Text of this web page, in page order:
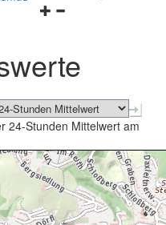
Navigationsmenü
schließen
24-Stunden Mittelwert am